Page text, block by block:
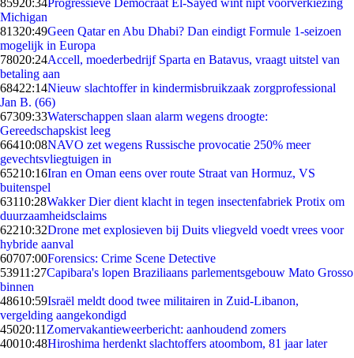
85920:34Progressieve Democraat El-Sayed wint nipt voorverkiezing
Michigan
81320:49Geen Qatar en Abu Dhabi? Dan eindigt Formule 1-seizoen
mogelijk in Europa
78020:24Accell, moederbedrijf Sparta en Batavus, vraagt uitstel van
betaling aan
68422:14Nieuw slachtoffer in kindermisbruikzaak zorgprofessional
Jan B. (66)
67309:33Waterschappen slaan alarm wegens droogte:
Gereedschapskist leeg
66410:08NAVO zet wegens Russische provocatie 250% meer
gevechtsvliegtuigen in
65210:16Iran en Oman eens over route Straat van Hormuz, VS
buitenspel
63110:28Wakker Dier dient klacht in tegen insectenfabriek Protix om
duurzaamheidsclaims
62210:32Drone met explosieven bij Duits vliegveld voedt vrees voor
hybride aanval
60707:00Forensics: Crime Scene Detective
53911:27Capibara's lopen Braziliaans parlementsgebouw Mato Grosso
binnen
48610:59Israël meldt dood twee militairen in Zuid-Libanon,
vergelding aangekondigd
45020:11 Zomervakantieweerbericht: aanhoudend zomers
40010:48Hiroshima herdenkt slachtoffers atoombom, 81 jaar later